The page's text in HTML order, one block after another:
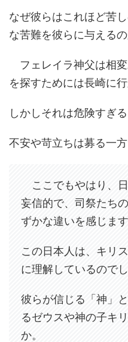
なぜ彼らはこれほど苦
な苦難を彼らに与えるの
フェレイラ神父は相
を探すためには長崎に
しかしそれは危険すぎ
不安や苛立ちは募る一方
ここでもやはり、
妄信的で、司祭たち
ずかな違いを感じます
この日本人は、キリ
に理解しているのでし
彼らが信じる「神」
るゼウスや神の子キ
か。